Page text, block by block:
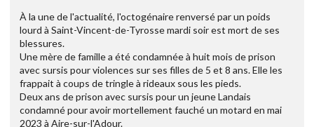
À la une de l'actualité, l'octogénaire renversé par un poids
lourd à Saint-Vincent-de-Tyrosse mardi soir est mort de ses
blessures.
Une mère de famille a été condamnée à huit mois de prison
avec sursis pour violences sur ses filles de 5 et 8 ans. Elle les
frappait à coups de tringle à rideaux sous les pieds.
Deux ans de prison avec sursis pour un jeune Landais
condamné pour avoir mortellement fauché un motard en mai
2023 à Aire-sur-l'Adour.